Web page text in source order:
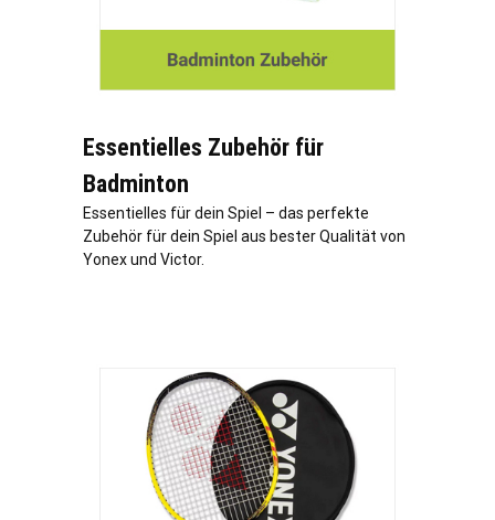
Essentielles Zubehör für
Badminton
Essentielles für dein Spiel – das perfekte
Zubehör für dein Spiel aus bester Qualität von
Yonex und Victor.